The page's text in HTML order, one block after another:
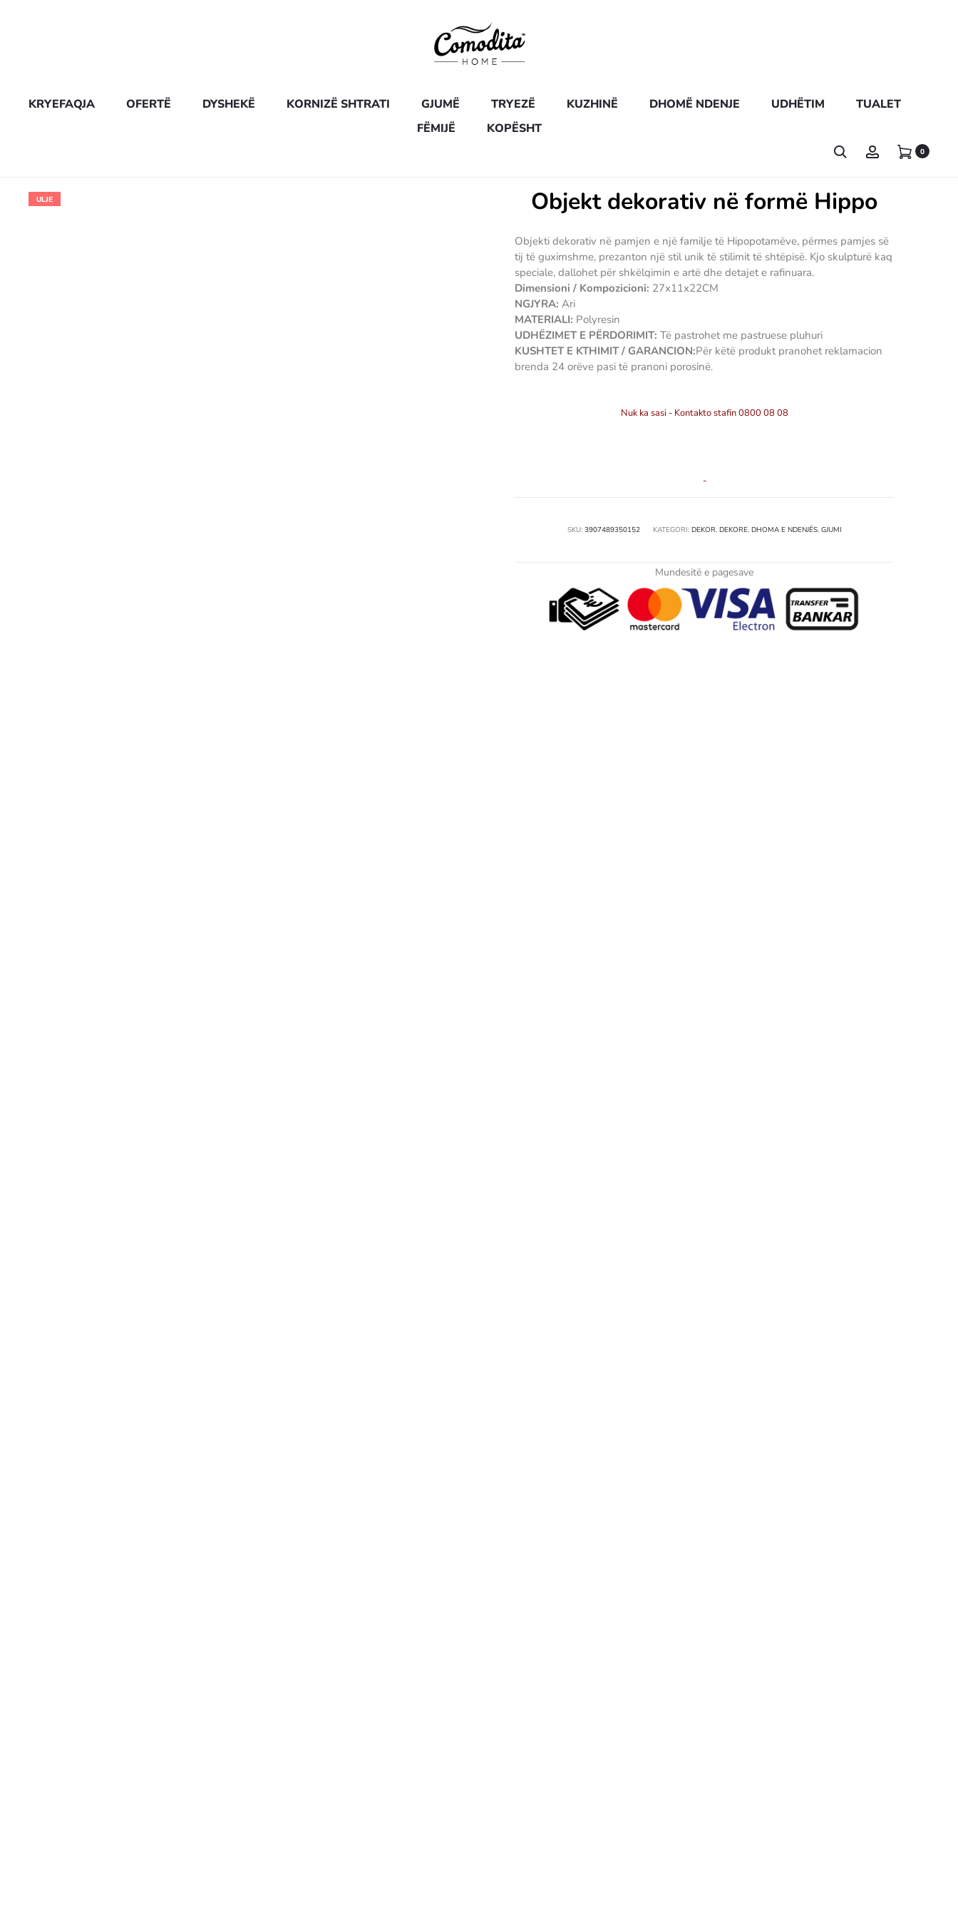
KRYEFAQJA OFERTË DYSHEKË KORNIZË SHTRATI GJUMË TRYEZË KUZHINË DHOMË NDENJE UDHËTIM
TUALET
FËMIJË
KOPËSHT
0
ULJE Objekt dekorativ në formë Hippo
Objekti dekorativ në pamjen e një familje të Hipopotamëve, përmes pamjes së
tij të guximshme, prezanton një stil unik të stilimit të shtëpisë. Kjo skulpturë kaq
speciale, dallohet për shkëlqimin e artë dhe detajet e rafinuara.
Dimensioni / Kompozicioni: 27x11x22CM
NGJYRA: Ari
MATERIALI: Polyresin
UDHËZIMET E PËRDORIMIT: Të pastrohet me pastruese pluhuri
KUSHTET E KTHIMIT / GARANCION:Për këtë produkt pranohet reklamacion
brenda 24 orëve pasi të pranoni porosinë.
Nuk ka sasi - Kontakto stafin 0800 08 08
-
SKU: 3907489350152 KATEGORI: DEKOR, DEKORE, DHOMA E NDENJËS, GJUMI
Mundesitë e pagesave